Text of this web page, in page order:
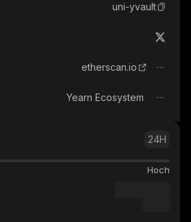
uni-yvault
etherscan.io
Yearn Ecosystem
24H
Hoch